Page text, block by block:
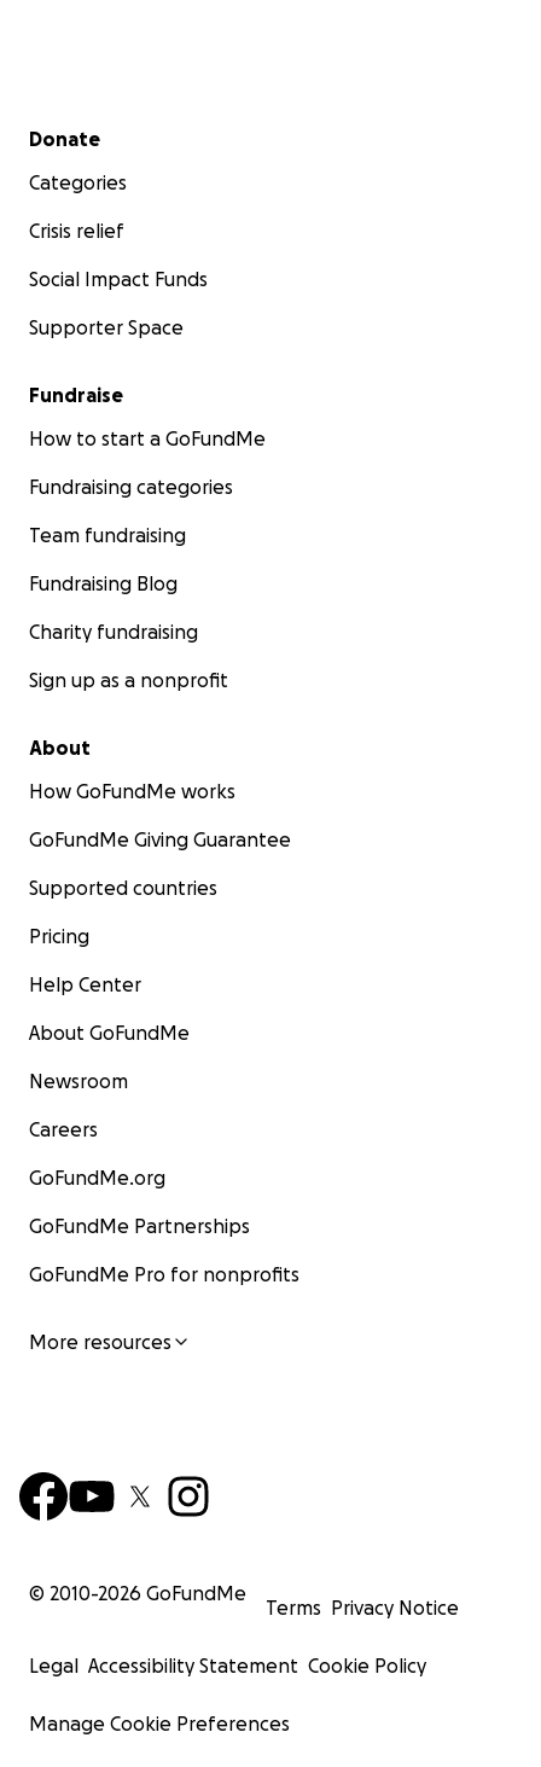
Secondary menu
Donate
Categories
Crisis relief
Social Impact Funds
Supporter Space
Fundraise
How to start a GoFundMe
Fundraising categories
Team fundraising
Fundraising Blog
Charity fundraising
Sign up as a nonprofit
About
How GoFundMe works
GoFundMe Giving Guarantee
Supported countries
Pricing
Help Center
About GoFundMe
Newsroom
Careers
GoFundMe.org
GoFundMe Partnerships
GoFundMe Pro for nonprofits
More resources
© 2010-2026 GoFundMe
Terms Privacy Notice
Legal Accessibility Statement Cookie Policy
Manage Cookie Preferences